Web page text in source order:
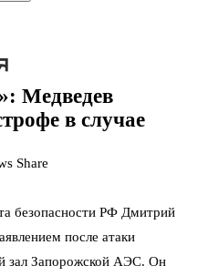
Медведев
в случае
Share
безопасности РФ Дмитрий
после атаки
зал Запорожской АЭС. Он